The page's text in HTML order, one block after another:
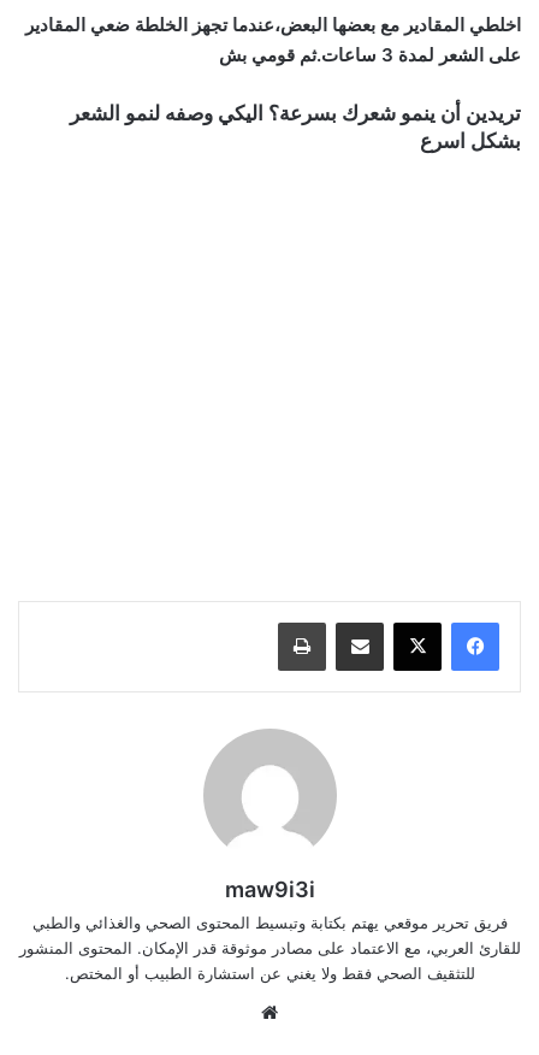
اخلطي المقادير مع بعضها البعض،عندما تجهز الخلطة ضعي المقادير
على الشعر لمدة 3 ساعات.ثم قومي بش
تريدين أن ينمو شعرك بسرعة؟ اليكي وصفه لنمو الشعر
بشكل اسرع
مشاركة عبر البريد طباعة
maw9i3i
فريق تحرير موقعي يهتم بكتابة وتبسيط المحتوى الصحي والغذائي والطبي
للقارئ العربي، مع الاعتماد على مصادر موثوقة قدر الإمكان. المحتوى المنشور
للتثقيف الصحي فقط ولا يغني عن استشارة الطبيب أو المختص.